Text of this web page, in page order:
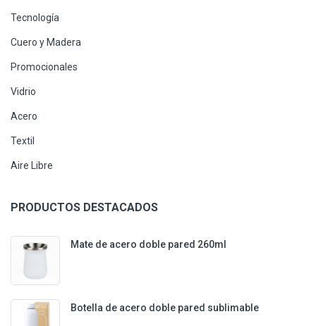
Tecnología
Cuero y Madera
Promocionales
Vidrio
Acero
Textil
Aire Libre
PRODUCTOS DESTACADOS
Mate de acero doble pared 260ml
Botella de acero doble pared sublimable